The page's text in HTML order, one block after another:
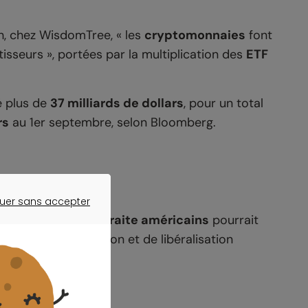
chez WisdomTree, « les cryptomonnaies font
», portées par la multiplication des ETF
plus de 37 milliards de dollars, pour un total
au 1er septembre, selon Bloomberg.
régimes de retraite américains pourrait
déréglementation et de libéralisation
sans accepter